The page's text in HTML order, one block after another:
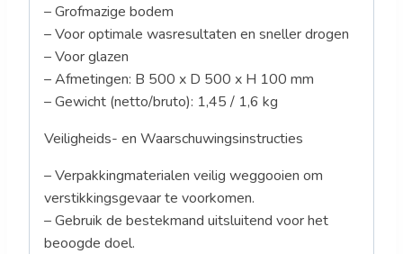
– Grofmazige bodem
– Voor optimale wasresultaten en sneller drogen
– Voor glazen
– Afmetingen: B 500 x D 500 x H 100 mm
– Gewicht (netto/bruto): 1,45 / 1,6 kg
Veiligheids- en Waarschuwingsinstructies
– Verpakkingmaterialen veilig weggooien om
verstikkingsgevaar te voorkomen.
– Gebruik de bestekmand uitsluitend voor het
beoogde doel.